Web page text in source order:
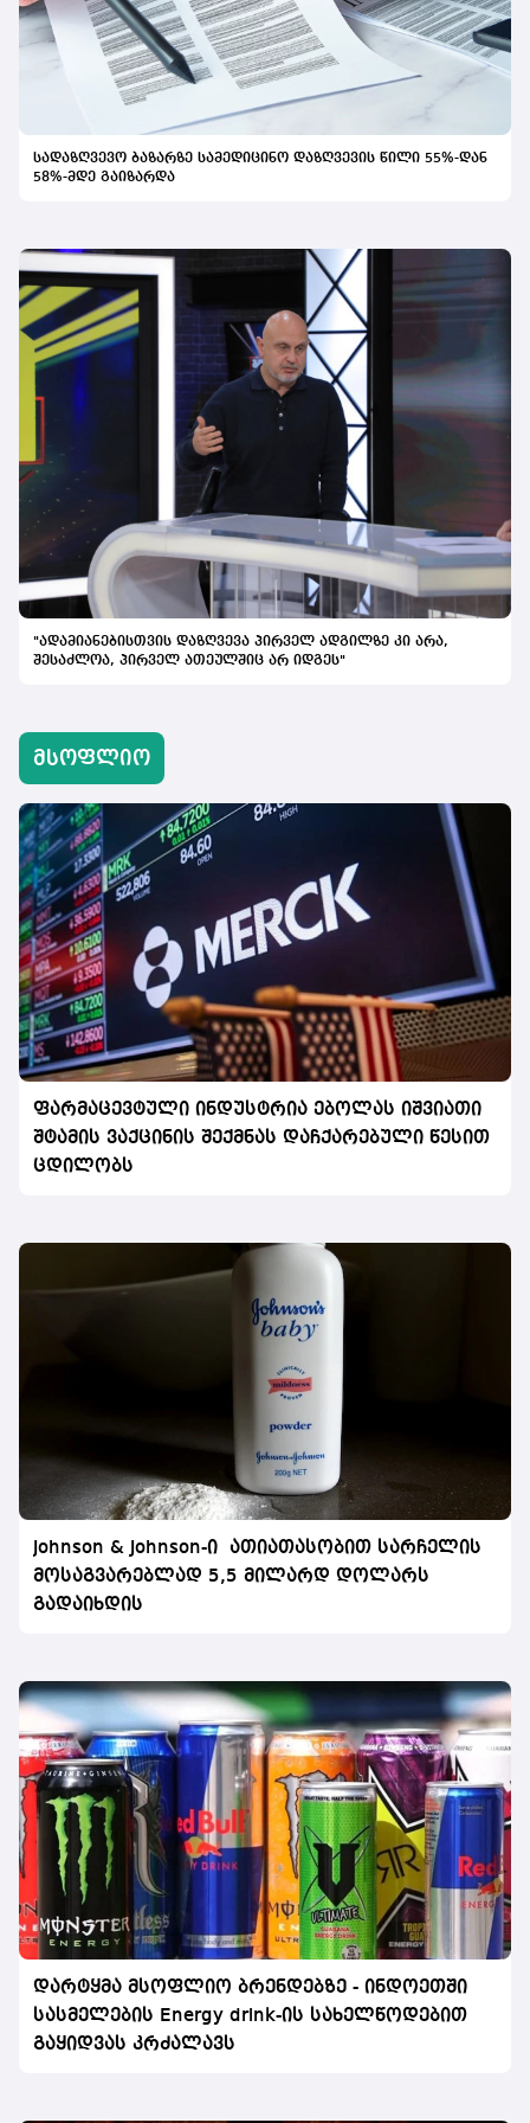
სადაზღვევო ბაზარზე სამედიცინო დაზღვევის წილი 55%-დან
58%-მდე გაიზარდა
"ადამიანებისთვის დაზღვევა პირველ ადგილზე კი არა,
შესაძლოა, პირველ ათეულშიც არ იდგეს"
მსოფლიო
ფარმაცევტული ინდუსტრია ებოლას იშვიათი
შტამის ვაქცინის შექმნას დაჩქარებული წესით
ცდილობს
Johnson & Johnson-ი ათიათასობით სარჩელის
მოსაგვარებლად 5,5 მილარდ დოლარს
გადაიხდის
დარტყმა მსოფლიო ბრენდებზე - ინდოეთში
სასმელების Energy drink-ის სახელწოდებით
გაყიდვას კრძალავს